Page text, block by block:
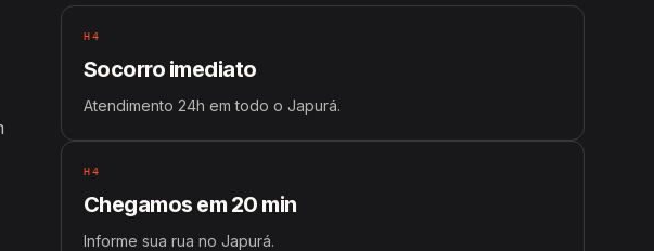
H4
Socorro imediato
Atendimento 24h em todo o Japurá.
H4
Chegamos em 20 min
Informe sua rua no Japurá.